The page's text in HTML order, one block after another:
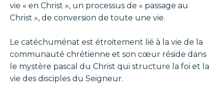
vie « en Christ », un processus de « passage au
Christ », de conversion de toute une vie.
Le catéchuménat est étroitement lié à la vie de la
communauté chrétienne et son cœur réside dans
le mystère pascal du Christ qui structure la foi et la
vie des disciples du Seigneur.